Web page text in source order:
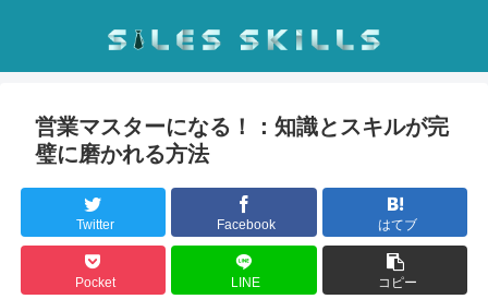
営業マスターになる！：知識とスキルが完
璧に磨かれる方法
Twitter Facebook はてブ
Pocket LINE コピー